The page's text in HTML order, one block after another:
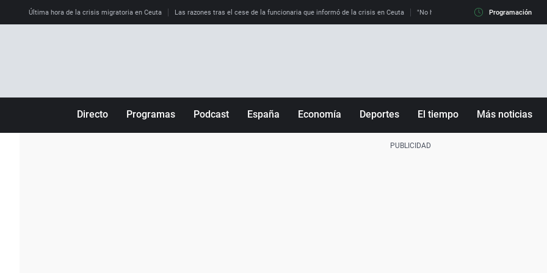
Última hora de la crisis migratoria en Ceuta Las razones tras el cese de la funcionaria que informó de la crisis en Ceuta "No hay mafias, que no nos engañen":
Programación
Directo Programas Podcast España Economía Deportes El tiempo Más noticias